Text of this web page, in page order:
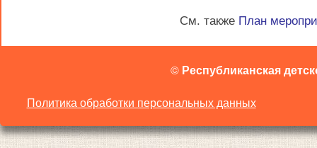
См. также План
© Республиканская
Политика обработки персональных данных